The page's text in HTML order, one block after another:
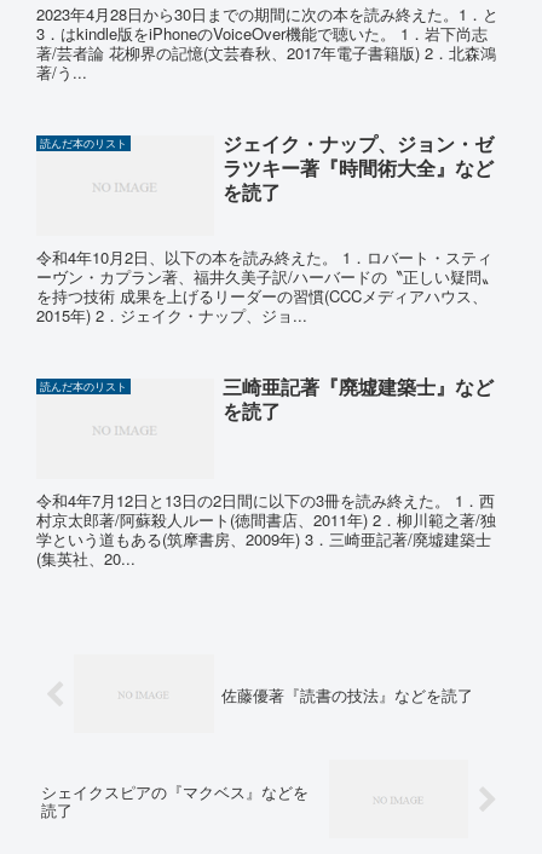
2023年4月28日から30日までの期間に次の本を読み終えた。1．と
3．はkindle版をiPhoneのVoiceOver機能で聴いた。 1．岩下尚志
著/芸者論 花柳界の記憶(文芸春秋、2017年電子書籍版) 2．北森鴻
著/う...
読んだ本のリスト
ジェイク・ナップ、ジョン・ゼ
ラツキー著『時間術大全』など
を読了
令和4年10月2日、以下の本を読み終えた。 1．ロバート・スティ
ーヴン・カプラン著、福井久美子訳/ハーバードの〝正しい疑問〟
を持つ技術 成果を上げるリーダーの習慣(CCCメディアハウス、
2015年) 2．ジェイク・ナップ、ジョ...
読んだ本のリスト
三崎亜記著『廃墟建築士』など
を読了
令和4年7月12日と13日の2日間に以下の3冊を読み終えた。 1．西
村京太郎著/阿蘇殺人ルート(徳間書店、2011年) 2．柳川範之著/独
学という道もある(筑摩書房、2009年) 3．三崎亜記著/廃墟建築士
(集英社、20...
佐藤優著『読書の技法』などを読了
シェイクスピアの『マクベス』などを
読了